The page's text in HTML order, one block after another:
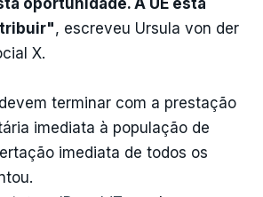
, escreveu Ursula von der
X.
terminar com a prestação
imediata à população de
imediata de todos os